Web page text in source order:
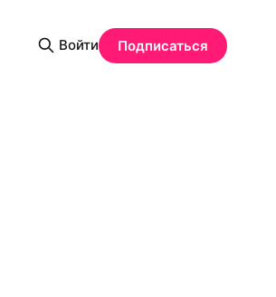
Войти Подписаться